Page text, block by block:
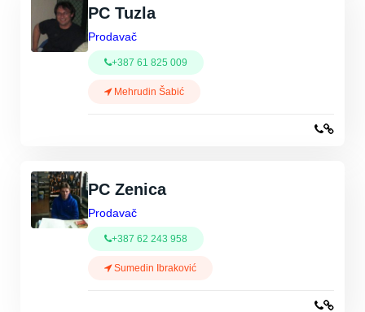
PC Tuzla
Prodavač
+387 61 825 009
Mehrudin Šabić
PC Zenica
Prodavač
+387 62 243 958
Sumedin Ibraković